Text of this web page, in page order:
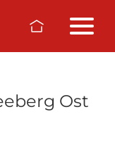
Ost